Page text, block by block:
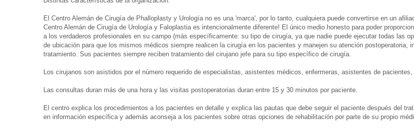
El Centro Alemán de Cirugía de Phalloplasty y Urología no es una 'marca', por lo tanto, cualquiera puede convertirse en un
Centro Alemán de Cirugía de Urología y Faloplastia es intencionalmente diferente! El único medio honesto para poder
a los verdaderos profesionales en su campo (más específicamente: su tipo de cirugía, ya que nadie puede ejecutar todas las
de ubicación para que los mismos médicos siempre realicen la cirugía en los pacientes y manejen su atención postoperatoria,
tratamiento. Sus pacientes siempre reciben tratamiento del cirujano jefe para su tipo específico de cirugía.
Los cirujanos son asistidos por el número requerido de especialistas, asistentes médicos, enfermeras, asistentes de
Las consultas duran más de una hora y las visitas postoperatorias duran entre 15 y 30 minutos por paciente.
El centro explica los procedimientos a los pacientes en detalle y explica las pautas que debe seguir el paciente después del
en información específica y además aconseja a los pacientes sobre otras opciones de rehabilitación por parte de su propio